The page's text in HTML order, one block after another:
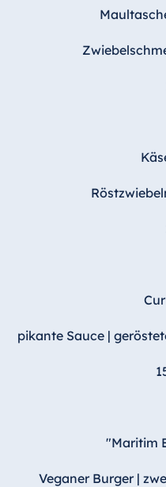
pikante Sauce |
"Maritim
Veganer Burger |